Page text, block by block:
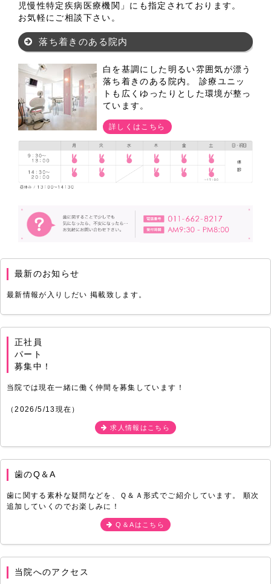
児慢性特定疾病医療機関」にも指定されております。
お気軽にご相談下さい。
落ち着きのある院内
白を基調にした明るい雰囲気が漂う
落ち着きのある院内。 診療ユニッ
トも広くゆったりとした環境が整っ
ています。
詳しくはこちら
最新のお知らせ
最新情報が入りしだい 掲載致します。
正社員
パート
募集中！
当院では現在一緒に働く仲間を募集しています！
（2026/5/13現在）
求人情報はこちら
歯のQ＆A
歯に関する素朴な疑問などを、Ｑ＆Ａ形式でご紹介しています。 順次
追加していくのでお楽しみに！
Q＆Aはこちら
当院へのアクセス